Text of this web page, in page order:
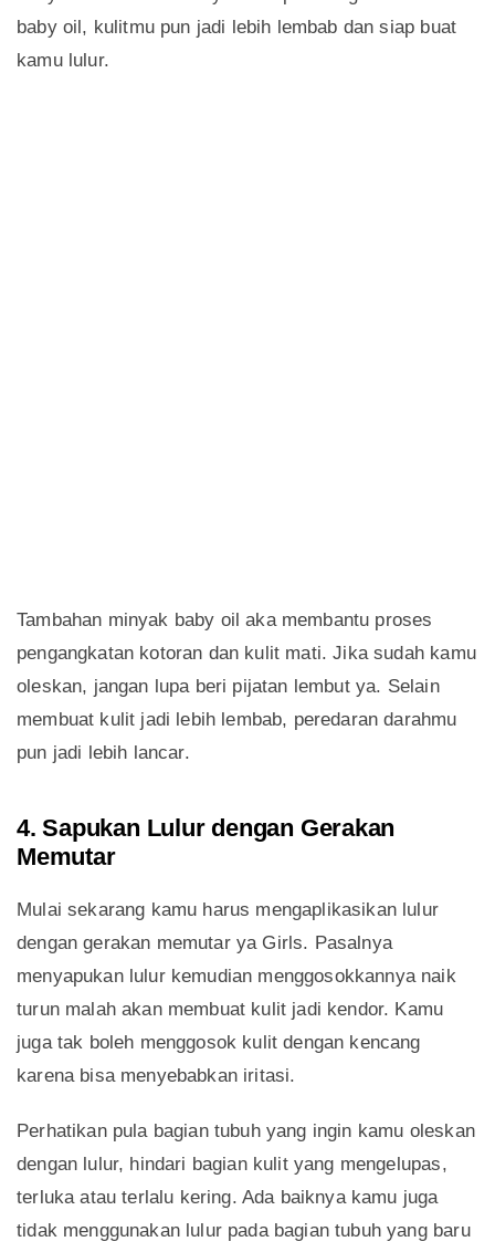
baby oil, kulitmu pun jadi lebih lembab dan siap buat
kamu lulur.
Tambahan minyak baby oil aka membantu proses
pengangkatan kotoran dan kulit mati. Jika sudah kamu
oleskan, jangan lupa beri pijatan lembut ya. Selain
membuat kulit jadi lebih lembab, peredaran darahmu
pun jadi lebih lancar.
4. Sapukan Lulur dengan Gerakan
Memutar
Mulai sekarang kamu harus mengaplikasikan lulur
dengan gerakan memutar ya Girls. Pasalnya
menyapukan lulur kemudian menggosokkannya naik
turun malah akan membuat kulit jadi kendor. Kamu
juga tak boleh menggosok kulit dengan kencang
karena bisa menyebabkan iritasi.
Perhatikan pula bagian tubuh yang ingin kamu oleskan
dengan lulur, hindari bagian kulit yang mengelupas,
terluka atau terlalu kering. Ada baiknya kamu juga
tidak menggunakan lulur pada bagian tubuh yang baru